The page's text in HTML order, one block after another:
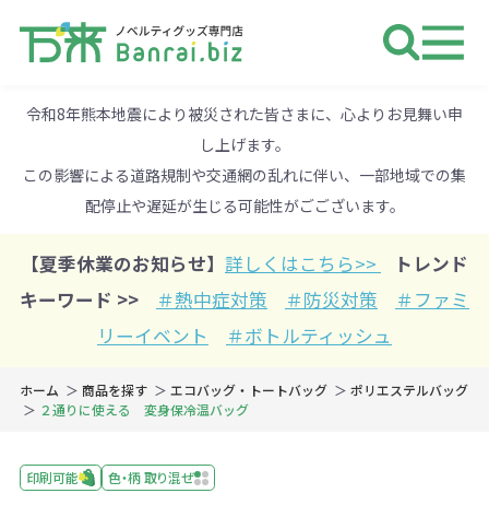
令和8年熊本地震により被災された皆さまに、心よりお見舞い申
し上げます。
この影響による道路規制や交通網の乱れに伴い、一部地域での集
配停止や遅延が生じる可能性がごございます。
【夏季休業のお知らせ】 詳しくはこちら>>
トレンド
キーワード >>
＃熱中症対策 ＃防災対策
＃ファミ
リーイベント
＃ボトルティッシュ
ホーム 商品を探す エコバッグ・トートバッグ
ポリエステルバッグ
２通りに使える 変身保冷温バッグ
印刷可能 色・柄 取り混ぜ